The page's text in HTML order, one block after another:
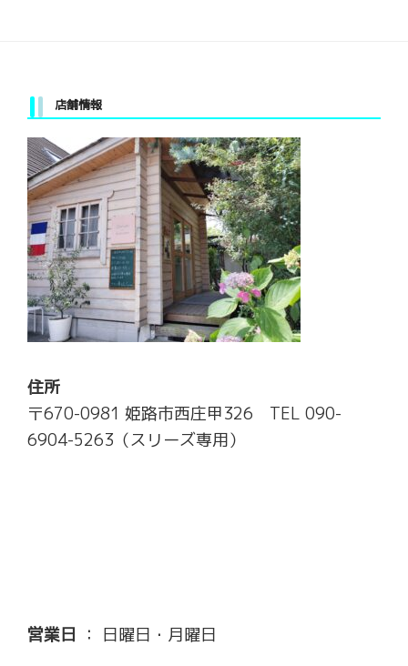
店舗情報
住所
〒670-0981 姫路市西庄甲326 TEL 090-
6904-5263（スリーズ専用）
営業日 ： 日曜日・月曜日